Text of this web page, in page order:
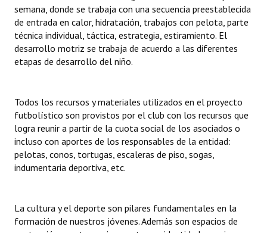
semana, donde se trabaja con una secuencia preestablecida
de entrada en calor, hidratación, trabajos con pelota, parte
técnica individual, táctica, estrategia, estiramiento. El
desarrollo motriz se trabaja de acuerdo a las diferentes
etapas de desarrollo del niño.
Todos los recursos y materiales utilizados en el proyecto
futbolístico son provistos por el club con los recursos que
logra reunir a partir de la cuota social de los asociados o
incluso con aportes de los responsables de la entidad:
pelotas, conos, tortugas, escaleras de piso, sogas,
indumentaria deportiva, etc.
La cultura y el deporte son pilares fundamentales en la
formación de nuestros jóvenes. Además son espacios de